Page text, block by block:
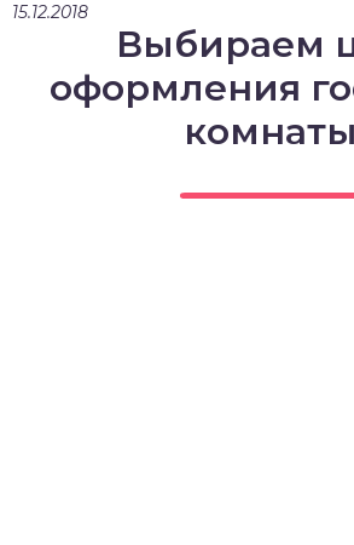
15.12.2018
Выбираем
оформления
комнаты